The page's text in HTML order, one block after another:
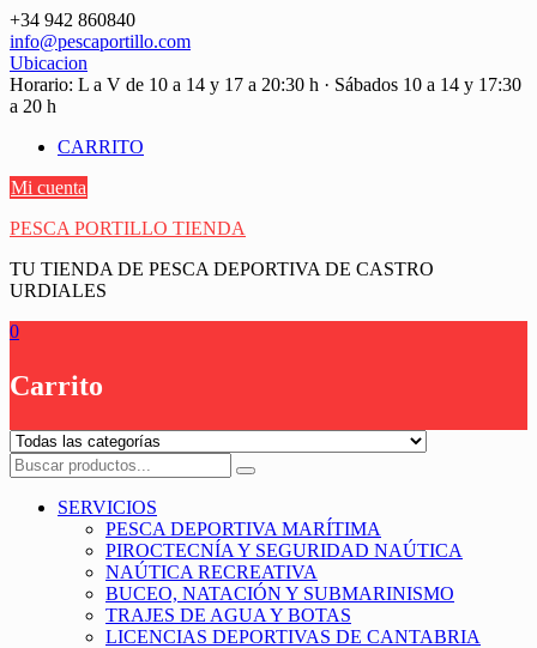
Saltar
contenido
+34 942 860840
info@pescaportillo.com
Ubicacion
Horario: L a V de 10 a 14 y 17 a 20:30 h · Sábados 10 a 14 y 17:30
a 20 h
CARRITO
Mi cuenta
PESCA PORTILLO TIENDA
TU TIENDA DE PESCA DEPORTIVA DE CASTRO
URDIALES
0
Carrito
SERVICIOS
PESCA DEPORTIVA MARÍTIMA
PIROCTECNÍA Y SEGURIDAD NAÚTICA
NAÚTICA RECREATIVA
BUCEO, NATACIÓN Y SUBMARINISMO
TRAJES DE AGUA Y BOTAS
LICENCIAS DEPORTIVAS DE CANTABRIA